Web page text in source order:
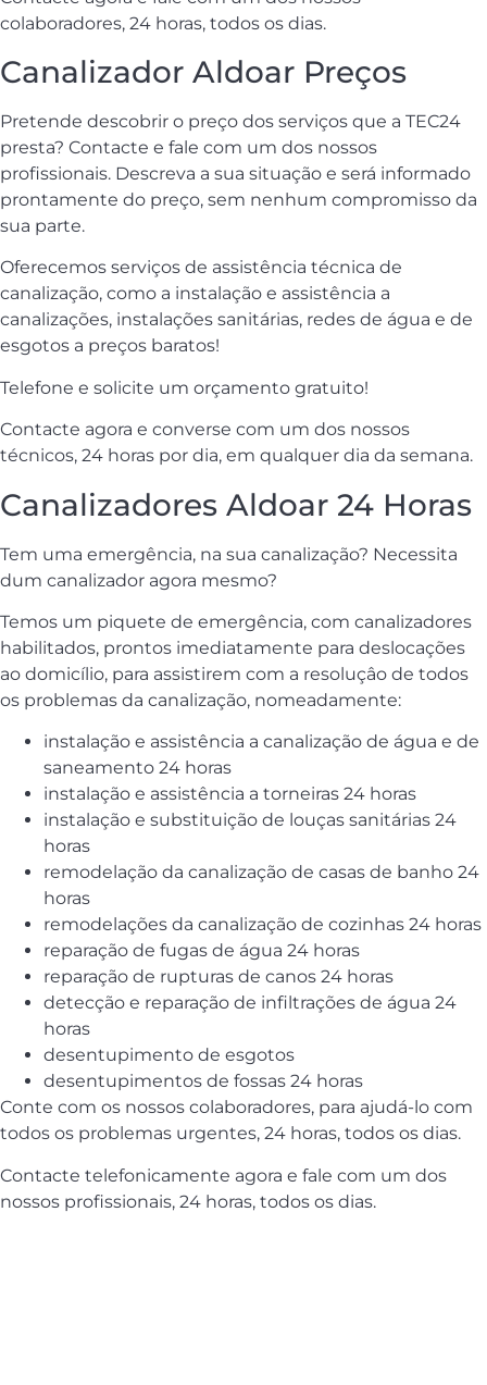
colaboradores, 24 horas, todos os dias.
Canalizador Aldoar Preços
Pretende descobrir o preço dos serviços que a TEC24
presta? Contacte e fale com um dos nossos
profissionais. Descreva a sua situação e será informado
prontamente do preço, sem nenhum compromisso da
sua parte.
Oferecemos serviços de assistência técnica de
canalização, como a instalação e assistência a
canalizações, instalações sanitárias, redes de água e de
esgotos a preços baratos!
Telefone e solicite um orçamento gratuito!
Contacte agora e converse com um dos nossos
técnicos, 24 horas por dia, em qualquer dia da semana.
Canalizadores Aldoar 24 Horas
Tem uma emergência, na sua canalização? Necessita
dum canalizador agora mesmo?
Temos um piquete de emergência, com canalizadores
habilitados, prontos imediatamente para deslocações
ao domicílio, para assistirem com a resoluçâo de todos
os problemas da canalização, nomeadamente:
instalação e assistência a canalização de água e de
saneamento 24 horas
instalação e assistência a torneiras 24 horas
instalação e substituição de louças sanitárias 24
horas
remodelação da canalização de casas de banho 24
horas
remodelações da canalização de cozinhas 24 horas
reparação de fugas de água 24 horas
reparação de rupturas de canos 24 horas
detecção e reparação de infiltrações de água 24
horas
desentupimento de esgotos
desentupimentos de fossas 24 horas
Conte com os nossos colaboradores, para ajudá-lo com
todos os problemas urgentes, 24 horas, todos os dias.
Contacte telefonicamente agora e fale com um dos
nossos profissionais, 24 horas, todos os dias.